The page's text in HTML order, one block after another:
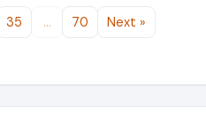
35 … 70 Next »